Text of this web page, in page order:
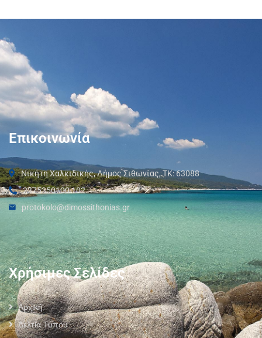
Επικοινωνία
Νικήτη Χαλκιδικής, Δήμος Σιθωνίας, ΤΚ: 63088
2375350100 102
protokolo@dimossithonias.gr
Χρήσιμες Σελίδες
Αρχική
Δελτία Τύπου